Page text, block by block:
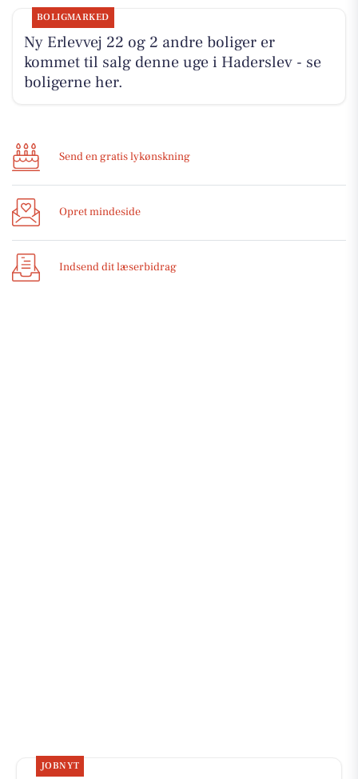
BOLIGMARKED
Ny Erlevvej 22 og 2 andre boliger er
kommet til salg denne uge i Haderslev - se
boligerne her.
Send en gratis lykønskning
Opret mindeside
Indsend dit læserbidrag
JOBNYT